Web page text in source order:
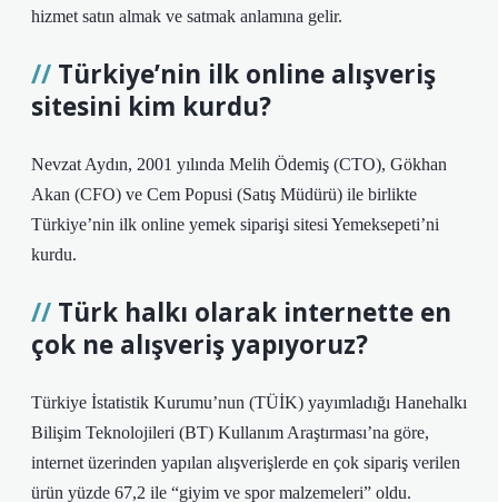
hizmet satın almak ve satmak anlamına gelir.
Türkiye’nin ilk online alışveriş
sitesini kim kurdu?
Nevzat Aydın, 2001 yılında Melih Ödemiş (CTO), Gökhan
Akan (CFO) ve Cem Popusi (Satış Müdürü) ile birlikte
Türkiye’nin ilk online yemek siparişi sitesi Yemeksepeti’ni
kurdu.
Türk halkı olarak internette en
çok ne alışveriş yapıyoruz?
Türkiye İstatistik Kurumu’nun (TÜİK) yayımladığı Hanehalkı
Bilişim Teknolojileri (BT) Kullanım Araştırması’na göre,
internet üzerinden yapılan alışverişlerde en çok sipariş verilen
ürün yüzde 67,2 ile “giyim ve spor malzemeleri” oldu.